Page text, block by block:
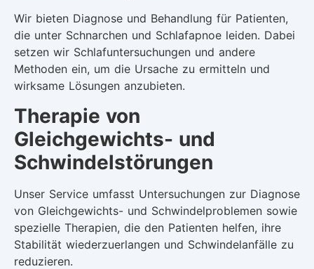
Wir bieten Diagnose und Behandlung für Patienten,
die unter Schnarchen und Schlafapnoe leiden. Dabei
setzen wir Schlafuntersuchungen und andere
Methoden ein, um die Ursache zu ermitteln und
wirksame Lösungen anzubieten.
Therapie von
Gleichgewichts- und
Schwindelstörungen
Unser Service umfasst Untersuchungen zur Diagnose
von Gleichgewichts- und Schwindelproblemen sowie
spezielle Therapien, die den Patienten helfen, ihre
Stabilität wiederzuerlangen und Schwindelanfälle zu
reduzieren.